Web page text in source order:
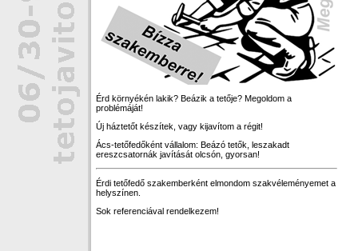
Érd környékén lakik? Beázik a tetője? Megoldom a
problémáját!
Új háztetőt készítek, vagy kijavítom a régit!
Ács-tetőfedőként vállalom: Beázó tetők, leszakadt
ereszcsatornák javítását olcsón, gyorsan!
Érdi tetőfedő szakemberként elmondom szakvéleményemet a
helyszínen.
Sok referenciával rendelkezem!